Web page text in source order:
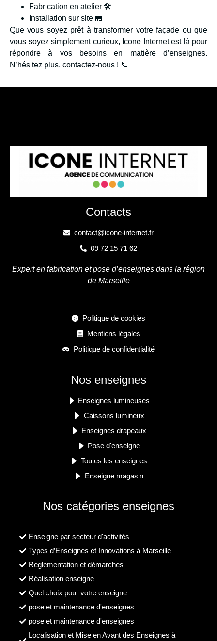
Fabrication en atelier 🛠️
Installation sur site 🏪
Que vous soyez prêt à transformer votre façade ou que
vous soyez simplement curieux, Icone Internet est là pour
répondre à vos besoins en matière d’enseignes.
N’hésitez plus, contactez-nous ! 📞
Contacts
contact@icone-internet.fr
09 72 15 71 62
Expert en fabrication et pose d’enseignes dans la région
de Marseille
Politique de cookies
Mentions légales
Politique de confidentialité
Nos enseignes
Enseignes lumineuses
Caissons lumineux
Enseignes drapeaux
Pose d'enseigne
Toutes les enseignes
Enseigne magasin
Nos catégories enseignes
Enseigne par secteur d'activités
Types d’Enseignes et Innovations à Marseille
Reglementation et démarches
Réalisation enseigne
Quel choix pour votre enseigne
pose et maintenance d'enseignes
pose et maintenance d'enseignes
Localisation et Mise en Avant des Enseignes à